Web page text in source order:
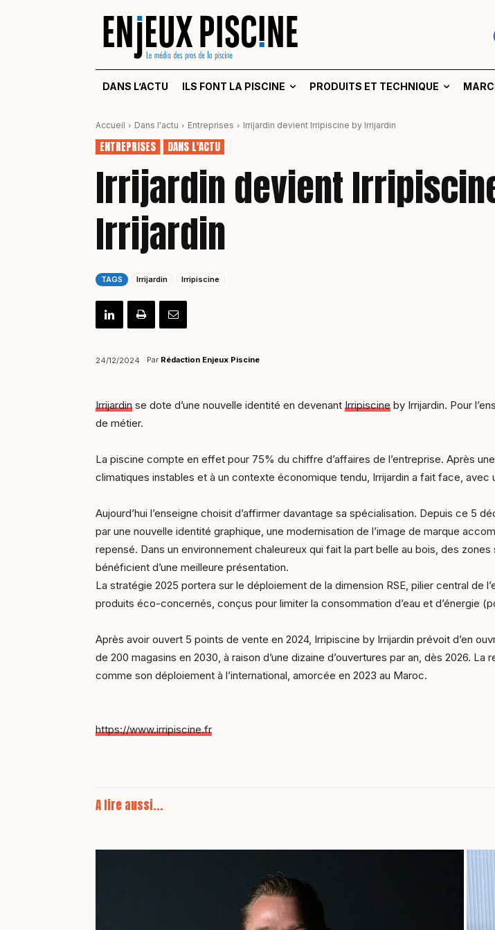
DANS L’ACTU ILS FONT LA PISCINE PRODUITS ET TECHNIQUE
Accueil Dans l'actu Entreprises Irrijardin devient Irripiscine by Irrijardin
ENTREPRISES DANS L'ACTU
Irrijardin devient
Irrijardin
TAGS Irrijardin Irripiscine
24/12/2024 Par Rédaction Enjeux Piscine
Irrijardin se dote d’une nouvelle identité en devenant Irripiscine by Irrijardin. Pour
de métier.
La piscine compte en effet pour 75% du chiffre d’affaires de l’entreprise. Après
climatiques instables et à un contexte économique tendu, Irrijardin a fait face,
Aujourd’hui l’enseigne choisit d’affirmer davantage sa spécialisation. Depuis ce 5
par une nouvelle identité graphique, une modernisation de l’image de marque
repensé. Dans un environnement chaleureux qui fait la part belle au bois, des
bénéficient d’une meilleure présentation.
La stratégie 2025 portera sur le déploiement de la dimension RSE, pilier central de
produits éco-concernés, conçus pour limiter la consommation d’eau et d’énergie
Après avoir ouvert 5 points de vente en 2024, Irripiscine by Irrijardin prévoit d’en
de 200 magasins en 2030, à raison d’une dizaine d’ouvertures par an, dès 2026.
comme son déploiement à l’international, amorcée en 2023 au Maroc.
https://www.irripiscine.fr
A lire aussi...